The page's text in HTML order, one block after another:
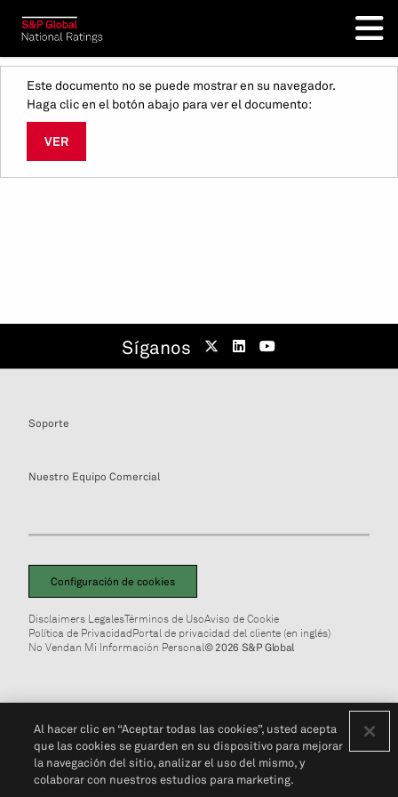
Este documento no se puede mostrar en su navegador.
Haga clic en el botón abajo para ver el documento:
VER
Síganos
Soporte
Nuestro Equipo Comercial
Configuración de cookies
Disclaimers LegalesTérminos de UsoAviso de Cookie
Política de PrivacidadPortal de privacidad del cliente (en inglés)
No Vendan Mi Información Personal© 2026 S&P Global
Al hacer clic en “Aceptar todas las cookies”, usted acepta
que las cookies se guarden en su dispositivo para mejorar
la navegación del sitio, analizar el uso del mismo, y
colaborar con nuestros estudios para marketing.